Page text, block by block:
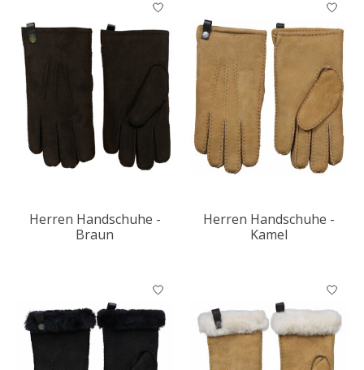
Herren Handschuhe -
Braun
Herren Handschuhe -
Kamel